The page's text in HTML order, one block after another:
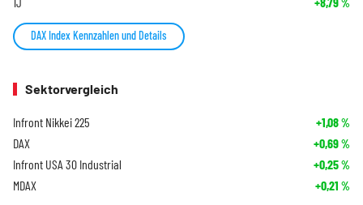
DAX Index Kennzahlen und Details
Sektorvergleich
Infront Nikkei 225 +1,08%
DAX +0,69%
Infront USA 30 Industrial +0,25%
MDAX +0,21 %